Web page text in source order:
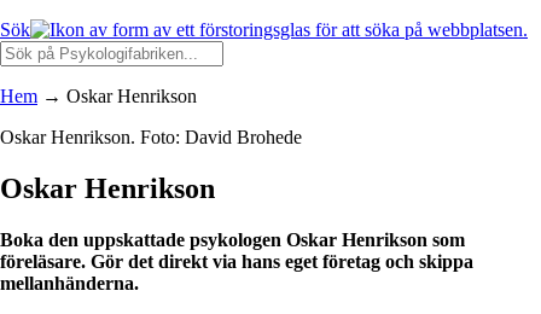
Sök
Hem → Oskar Henrikson
Oskar Henrikson. Foto: David Brohede
Oskar Henrikson
Boka den uppskattade psykologen Oskar Henrikson som
föreläsare. Gör det direkt via hans eget företag och skippa
mellanhänderna.